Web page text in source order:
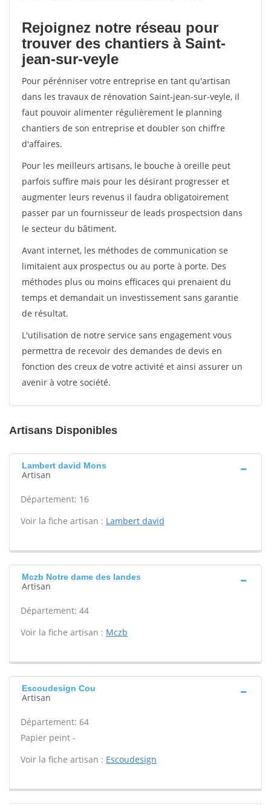
Rejoignez notre réseau pour
trouver des chantiers à Saint-
jean-sur-veyle
Pour pérénniser votre entreprise en tant qu'artisan
dans les travaux de rénovation Saint-jean-sur-veyle, il
faut pouvoir alimenter régulièrement le planning
chantiers de son entreprise et doubler son chiffre
d'affaires.
Pour les meilleurs artisans, le bouche à oreille peut
parfois suffire mais pour les désirant progresser et
augmenter leurs revenus il faudra obligatoirement
passer par un fournisseur de leads prospectsion dans
le secteur du bâtiment.
Avant internet, les méthodes de communication se
limitaient aux prospectus ou au porte à porte. Des
méthodes plus ou moins efficaces qui prenaient du
temps et demandait un investissement sans garantie
de résultat.
L'utilisation de notre service sans engagement vous
permettra de recevoir des demandes de devis en
fonction des creux de votre activité et ainsi assurer un
avenir à votre société.
Artisans Disponibles
Lambert david Mons
Artisan
Département: 16
Voir la fiche artisan : Lambert david
Mczb Notre dame des landes
Artisan
Département: 44
Voir la fiche artisan : Mczb
Escoudesign Cou
Artisan
Département: 64
Papier peint -
Voir la fiche artisan : Escoudesign